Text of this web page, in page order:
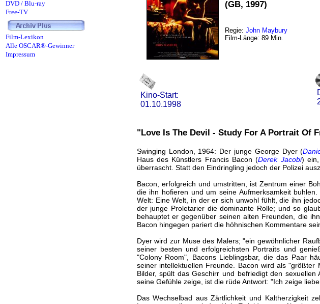
(GB, 1997)
Regie: John Maybury
Film-Länge: 89 Min.
Kino-Start:
01.10.1998
"Love Is The Devil - Study For A Portrait Of
Swinging London, 1964: Der junge George Dyer (
Haus des Künstlers Francis Bacon (Derek Jacobi)
überrascht. Statt den Eindringling jedoch der Polizei
Bacon, erfolgreich und umstritten, ist Zentrum einer
die ihn hofieren und um seine Aufmerksamkeit
Welt: Eine Welt, in der er sich unwohl fühlt, die ihn
der junge Proletarier die dominante Rolle; und so
behauptet er gegenüber seinen alten Freunden, die
Bacon hingegen pariert die höhnischen Kommentare
Dyer wird zur Muse des Malers; "ein gewöhnlicher
seiner besten und erfolgreichsten Portraits und
"Colony Room", Bacons Lieblingsbar, die das Paar
seiner intellektuellen Freunde. Bacon wird als
Bilder, spült das Geschirr und befriedigt den
seine Gefühle zeige, ist die rüde Antwort: "Ich zeige
Das Wechselbad aus Zärtlichkeit und Kaltherzigkeit
DVD / Blu-ray
Free-TV
Film-Lexikon
Alle OSCAR®-Gewinner
Impressum